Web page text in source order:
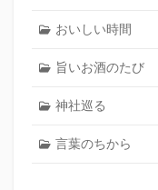
おいしい時間
旨いお酒のたび
神社巡る
言葉のちから